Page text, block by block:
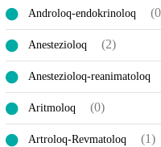
Androloq-endokrinoloq
Anestezioloq (2)
Anestezioloq-reanimatoloq
Aritmoloq (0)
Artroloq-Revmatoloq (1)